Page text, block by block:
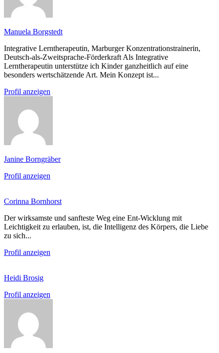
Manuela Borgstedt
Integrative Lerntherapeutin, Marburger Konzentrationstrainerin,
Deutsch-als-Zweitsprache-Förderkraft Als Integrative
Lerntherapeutin unterstütze ich Kinder ganzheitlich auf eine
besonders wertschätzende Art. Mein Konzept ist...
Profil anzeigen
Janine Borngräber
Profil anzeigen
Corinna Bornhorst
Der wirksamste und sanfteste Weg eine Ent-Wicklung mit
Leichtigkeit zu erlauben, ist, die Intelligenz des Körpers, die Liebe
zu sich...
Profil anzeigen
Heidi Brosig
Profil anzeigen